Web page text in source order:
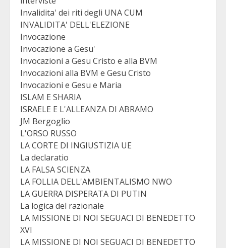
Invalidita' dei riti degli UNA CUM
INVALIDITA' DELL'ELEZIONE
Invocazione
Invocazione a Gesu'
Invocazioni a Gesu Cristo e alla BVM
Invocazioni alla BVM e Gesu Cristo
Invocazioni e Gesu e Maria
ISLAM E SHARIA
ISRAELE E L'ALLEANZA DI ABRAMO
JM Bergoglio
L'ORSO RUSSO
LA CORTE DI INGIUSTIZIA UE
La declaratio
LA FALSA SCIENZA
LA FOLLIA DELL'AMBIENTALISMO NWO
LA GUERRA DISPERATA DI PUTIN
La logica del razionale
LA MISSIONE DI NOI SEGUACI DI BENEDETTO
XVI
LA MISSIONE DI NOI SEGUACI DI BENEDETTO